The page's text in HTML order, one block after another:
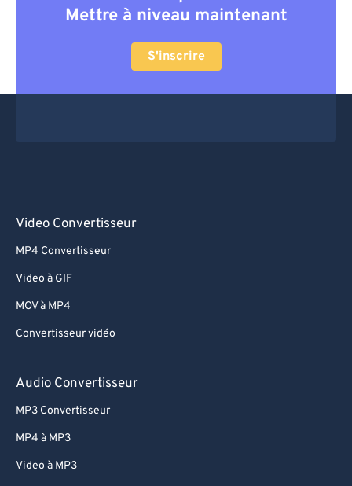
Mettre à niveau maintenant
S'inscrire
Video Convertisseur
MP4 Convertisseur
Video à GIF
MOV à MP4
Convertisseur vidéo
Audio Convertisseur
MP3 Convertisseur
MP4 à MP3
Video à MP3